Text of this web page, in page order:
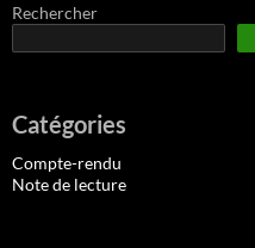
Rechercher
Catégories
Compte-rendu
Note de lecture